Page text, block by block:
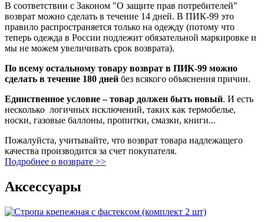
В соответствии с Законом "О защите прав потребителей"
возврат можно сделать в течение 14 дней. В ПИК-99 это
правило распространяется только на одежду (потому что
теперь одежда в России подлежит обязательной маркировке и
мы не можем увеличивать срок возврата).
По всему остальному товару возврат в ПИК-99 можно
сделать в течение 180 дней без всякого объяснения причин.
Единственное условие – товар должен быть новый. И есть
несколько логичных исключений, таких как термобелье,
носки, газовые баллоны, пропитки, смазки, книги...
Пожалуйста, учитывайте, что возврат товара надлежащего
качества производится за счет покупателя.
Подробнее о возврате >>
Аксессуары